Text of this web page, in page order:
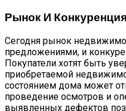
Рынок И Конкуренция
Сегодня рынок
предложениями, и
Покупатели хотят быть
приобретаемой
состоянием дома может
проведение осмотров и
выявленных дефектов